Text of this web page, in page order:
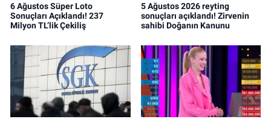
6 Ağustos Süper Loto
Sonuçları Açıklandı! 237
Milyon TL’lik Çekiliş
5 Ağustos 2026 reyting
sonuçları açıklandı! Zirvenin
sahibi Doğanın Kanunu